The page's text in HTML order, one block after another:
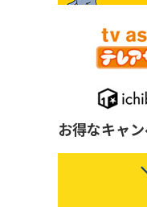
お得なキャ